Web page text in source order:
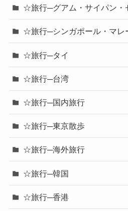
☆旅行─グアム・サイパン・
☆旅行─シンガポール・マレ
☆旅行─タイ
☆旅行─台湾
☆旅行─国内旅行
☆旅行─東京散歩
☆旅行─海外旅行
☆旅行─韓国
☆旅行─香港